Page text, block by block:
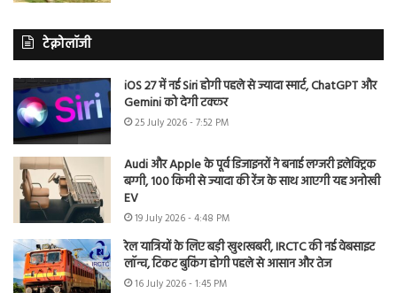
टेक्नोलॉजी
iOS 27 में नई Siri होगी पहले से ज्यादा स्मार्ट, ChatGPT और
Gemini को देगी टक्कर
25 July 2026 - 7:52 PM
Audi और Apple के पूर्व डिजाइनरों ने बनाई लग्जरी इलेक्ट्रिक
बग्गी, 100 किमी से ज्यादा की रेंज के साथ आएगी यह अनोखी
EV
19 July 2026 - 4:48 PM
रेल यात्रियों के लिए बड़ी खुशखबरी, IRCTC की नई वेबसाइट
लॉन्च, टिकट बुकिंग होगी पहले से आसान और तेज
16 July 2026 - 1:45 PM